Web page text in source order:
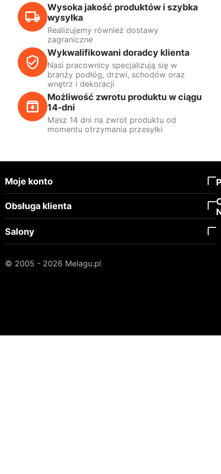
Wysoka jakość produktów i szybka
wysyłka
Realizujemy również dostawy
zagraniczne
Wykwalifikowani doradcy klienta
Nasi pracownicy specjalizują się w
branży podłóg, drzwi, schodów oraz
wnętrz i dekoracji
Możliwość zwrotu produktu w ciągu
14-dni
Masz 14 dni na zwrot produktu od
momentu otrzymania przesyłki
Moje konto
Obsługa klienta
Salony
© 2005 - 2026 Melagu.pl